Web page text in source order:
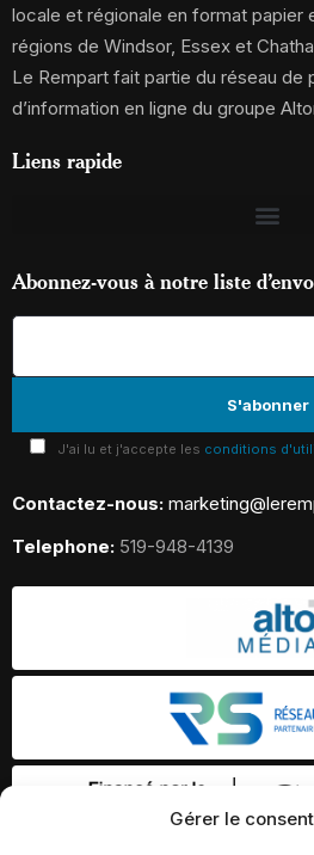
Gérer le
locale et régionale en format papier
régions de Windsor, Essex et
Le Rempart fait partie du réseau de
d’information en ligne du groupe
Liens rapide
Abonnez-vous à notre liste
J'ai lu et j'accepte les conditions
Contactez-nous:
Telephone: 519-948-4139